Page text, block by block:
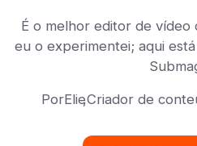
É o melhor editor de vídeo
eu o experimentei; aqui
PorElie,Criador de